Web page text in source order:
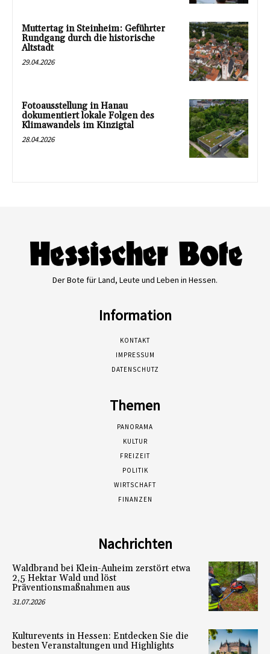
Muttertag in Steinheim: Geführter
Rundgang durch die historische
Altstadt
29.04.2026
Fotoausstellung in Hanau
dokumentiert lokale Folgen des
Klimawandels im Kinzigtal
28.04.2026
Der Bote für Land, Leute und Leben in Hessen.
Information
KONTAKT
IMPRESSUM
DATENSCHUTZ
Themen
PANORAMA
KULTUR
FREIZEIT
POLITIK
WIRTSCHAFT
FINANZEN
Nachrichten
Waldbrand bei Klein-Auheim zerstört etwa
2,5 Hektar Wald und löst
Präventionsmaßnahmen aus
31.07.2026
Kulturevents in Hessen: Entdecken Sie die
besten Veranstaltungen und Highlights